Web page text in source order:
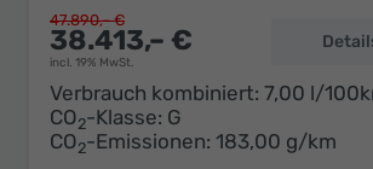
38.413,– €
incl. 19% MwSt.
47.890,– €
Verbrauch kombiniert: 7,00 l/
CO2-Klasse: G
CO2-Emissionen: 183,00 g/km